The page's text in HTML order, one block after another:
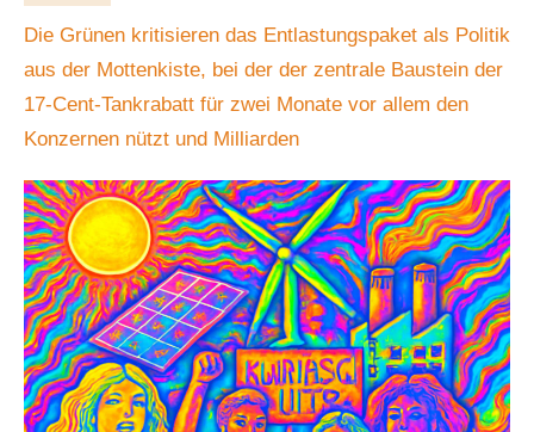
Die Grünen kritisieren das Entlastungspaket als Politik
aus der Mottenkiste, bei der der zentrale Baustein der
17-Cent-Tankrabatt für zwei Monate vor allem den
Konzernen nützt und Milliarden